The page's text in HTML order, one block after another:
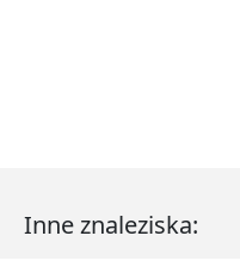
Inne znaleziska: